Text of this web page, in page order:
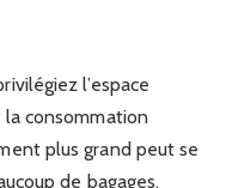
l’espace
consommation
plus grand peut se
de bagages.